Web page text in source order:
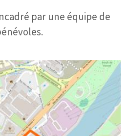
par une équipe de